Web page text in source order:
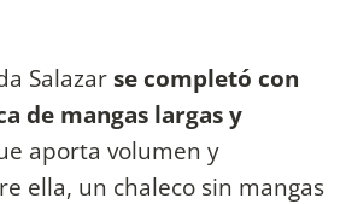
Salazarse completó con
de mangas largas y
aporta volumen y
ella, un chaleco sin mangas